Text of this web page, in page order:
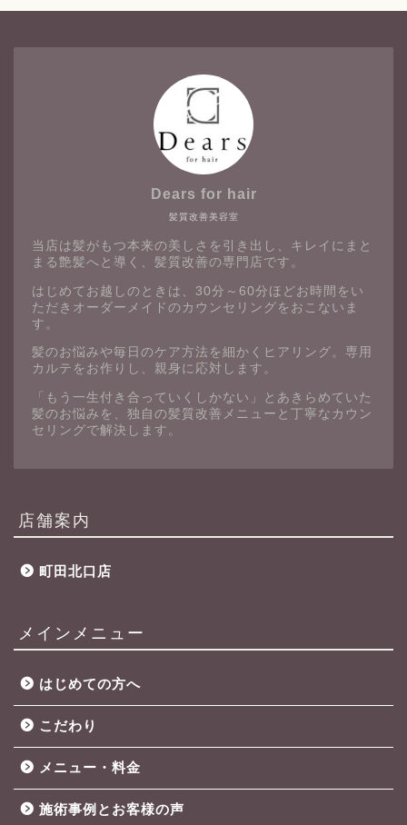
髪質改善美容室
Dears for hair
当店は髪がもつ本来の美しさを引き出し、キレイにまと
まる艶髪へと導く、髪質改善の専門店です。
はじめてお越しのときは、30分～60分ほどお時間をい
ただきオーダーメイドのカウンセリングをおこないま
す。
髪のお悩みや毎日のケア方法を細かくヒアリング。専用
カルテをお作りし、親身に応対します。
「もう一生付き合っていくしかない」とあきらめていた
髪のお悩みを、独自の髪質改善メニューと丁寧なカウン
セリングで解決します。
店舗案内
町田北口店
メインメニュー
はじめての方へ
こだわり
メニュー・料金
施術事例とお客様の声